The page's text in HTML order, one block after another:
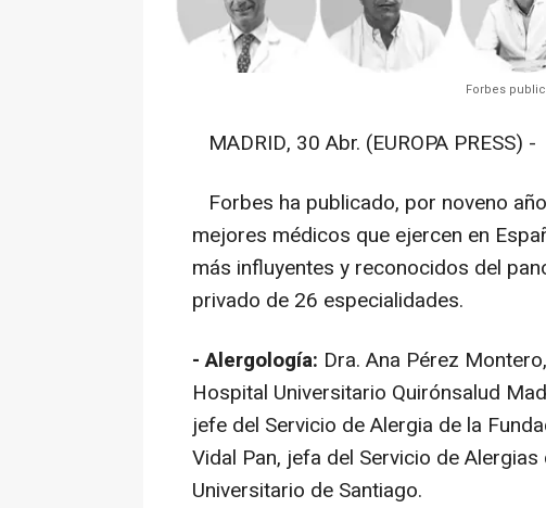
Forbes
MADRID, 30 Abr. (EUROPA PRESS) -
Forbes ha publicado, por noveno
mejores médicos que ejercen en
más influyentes y reconocidos del
privado de 26 especialidades.
- Alergología: Dra. Ana Pérez
Hospital Universitario Quirónsalud
jefe del Servicio de Alergia de la
Vidal Pan, jefa del Servicio de
Universitario de Santiago.